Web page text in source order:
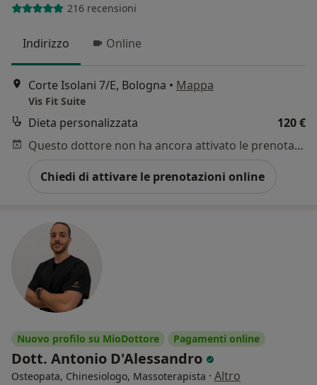
216 recensioni
Indirizzo Online
Corte Isolani 7/E, Bologna • Mappa
Vis Fit Suite
Dieta personalizzata
120 €
Questo dottore non ha ancora attivato le prenotazioni online presso questo indirizzo.
Chiedi di attivare le prenotazioni online
Nuovo profilo su MioDottore Pagamenti online
Dott. Antonio D'Alessandro
Osteopata, Chinesiologo, Massoterapista · Altro